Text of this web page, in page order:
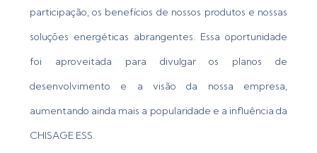
participação, os benefícios de nossos produtos e nossas
soluções energéticas abrangentes. Essa oportunidade
foi aproveitada para divulgar os planos de
desenvolvimento e a visão da nossa empresa,
aumentando ainda mais a popularidade e a influência da
CHISAGE ESS.